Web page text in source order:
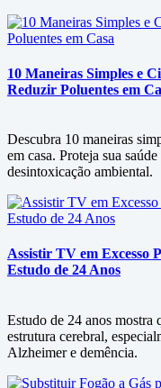
10 Maneiras Simples e
Reduzir Poluentes em
Descubra 10 maneiras
em casa. Proteja sua
desintoxicação ambiental.
Assistir TV em Excesso
Estudo de 24 Anos
Estudo de 24 anos mostra
estrutura cerebral,
Alzheimer e demência.